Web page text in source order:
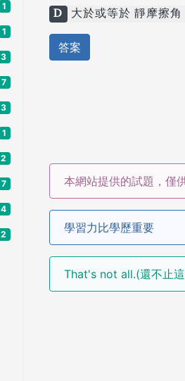
1
1
3
7
3
1
2
7
4
2
D 大於或等於 靜摩擦角
答案
本網站提供的試題，僅
學習力比學歷重要
That's not all.(還不止